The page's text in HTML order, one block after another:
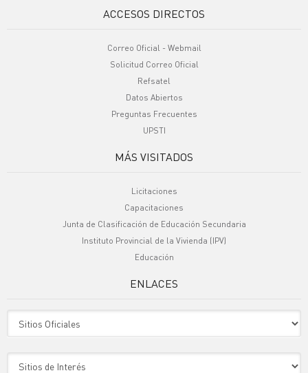
ACCESOS DIRECTOS
Correo Oficial - Webmail
Solicitud Correo Oficial
Refsatel
Datos Abiertos
Preguntas Frecuentes
UPSTI
MÁS VISITADOS
Licitaciones
Capacitaciones
Junta de Clasificación de Educación Secundaria
Instituto Provincial de la Vivienda (IPV)
Educación
ENLACES